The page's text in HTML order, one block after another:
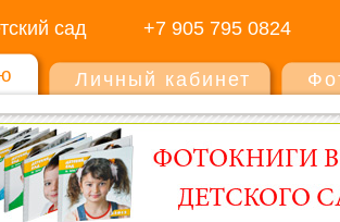
сад +7 905 795 0824
Личный кабинет